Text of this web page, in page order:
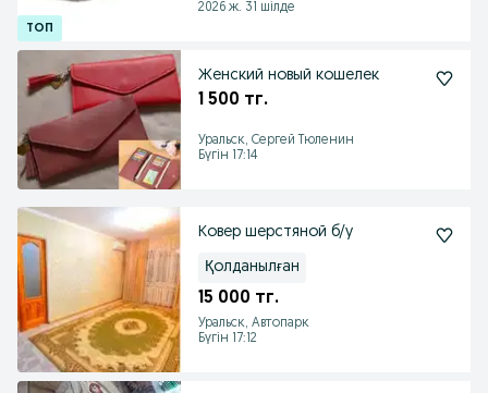
2026 ж. 31 шілде
Женский новый кошелек
1 500 тг.
Уральск, Сергей Тюленин
Бүгін 17:14
Ковер шерстяной б/у
Қолданылған
15 000 тг.
Уральск, Автопарк
Бүгін 17:12